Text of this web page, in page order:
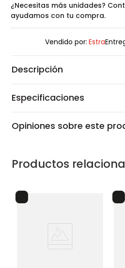
¿Necesitas más unidades?
ayudamos con tu compra.
Vendido por: Estra
Descripción
Especificaciones
Opiniones sobre este
Productos